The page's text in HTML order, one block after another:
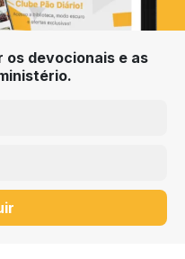
devocionais e as